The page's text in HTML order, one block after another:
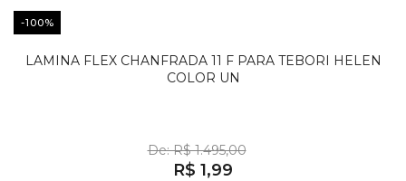
-100%
LAMINA FLEX CHANFRADA 11 F PARA TEBORI HELEN
COLOR UN
De: R$ 1.495,00
R$ 1,99